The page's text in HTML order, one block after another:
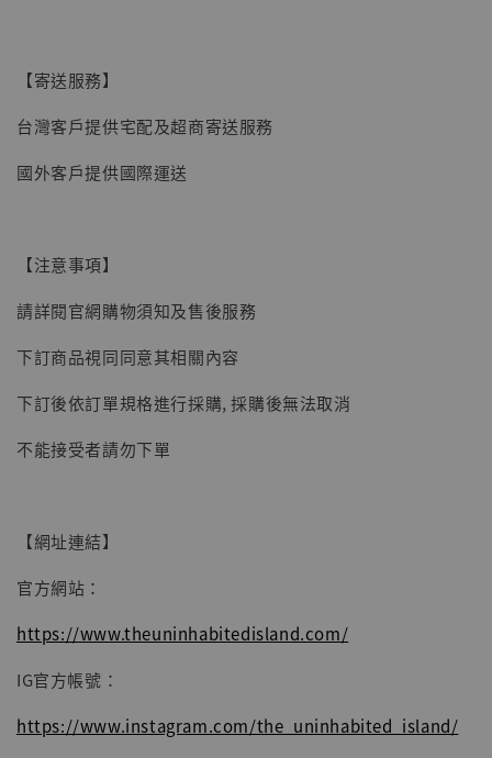
【現貨】BJSTUDIO 1/6系列可動蒐藏人偶 讓
NT$ 4,980
NT$ 5,300
【寄送服務】
台灣客戶提供宅配及超商寄送服務
國外客戶提供國際運送
【注意事項】
請詳閱官網購物須知及售後服務
下訂商品視同同意其相關內容
下訂後依訂單規格進行採購, 採購後無法取消
不能接受者請勿下單
【網址連結】
官方網站：
https://www.theuninhabitedisland.com/
IG官方帳號：
https://www.instagram.com/the_uninhabited_island/